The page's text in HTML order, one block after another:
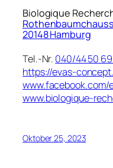
Biologique
20148 Hamburg
Tel.-Nr. 040/44 50
https://evas-
www.facebook.com/
www.biologique-
Oktober 25, 2023